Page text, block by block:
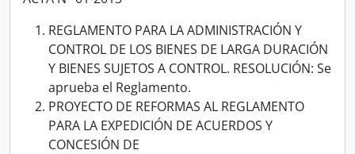
REGLAMENTO PARA LA ADMINISTRACIÓN Y
CONTROL DE LOS BIENES DE LARGA DURACIÓN
Y BIENES SUJETOS A CONTROL. RESOLUCIÓN: Se
aprueba el Reglamento.
PROYECTO DE REFORMAS AL REGLAMENTO
PARA LA EXPEDICIÓN DE ACUERDOS Y
CONCESIÓN DE